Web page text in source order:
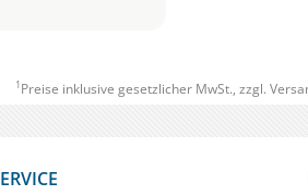
1 Preise inklusive gesetzlicher MwSt., zzgl.